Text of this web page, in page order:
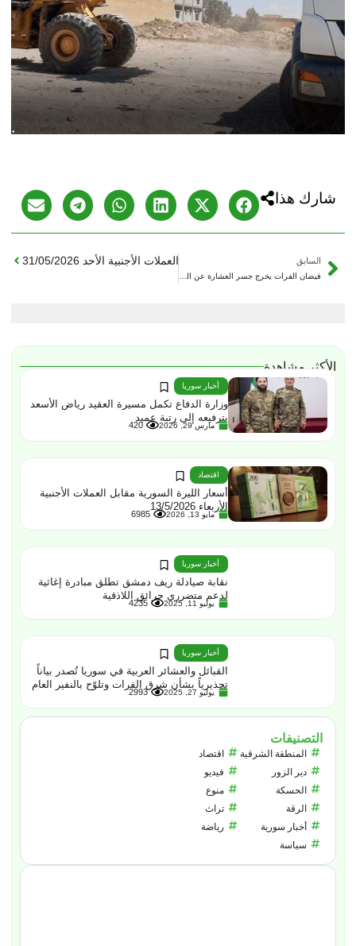
شارك هذا
السابق
التاليأسعار الليرة السورية مقابل العملات الأجنبية الأحد 31/05/2026
الأكثر مشاهدة
أخبار سوريا
وزارة الدفاع تكمل مسيرة العقيد رياض الأسعد
بترفيعه إلى رتبة عميد
مارس 29, 2026 420
اقتصاد
أسعار الليرة السورية مقابل العملات الأجنبية
الأربعاء 13/5/2026
مايو 13, 2026 6985
أخبار سوريا
نقابة صيادلة ريف دمشق تطلق مبادرة إغاثية
لدعم متضرري حرائق اللاذقية
يوليو 11, 2025 4235
أخبار سوريا
القبائل والعشائر العربية في سوريا تُصدر بياناً
تحذيرياً بشأن شرق الفرات وتلوّح بالنفير العام
يوليو 27, 2025 2993
التصنيفات
المنطقة الشرقية
دير الزور
الحسكة
الرقة
أخبار سورية
سياسة
اقتصاد
فيديو
منوع
تراث
رياضة